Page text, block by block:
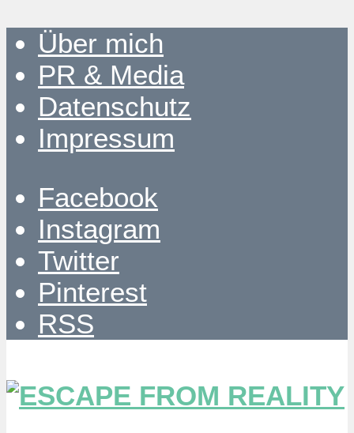
Über mich
PR & Media
Datenschutz
Impressum
Facebook
Instagram
Twitter
Pinterest
RSS